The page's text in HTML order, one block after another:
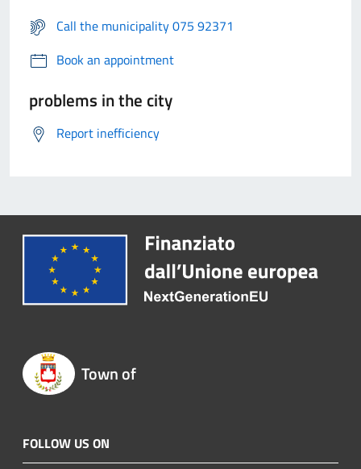
Call the municipality 075 92371
Book an appointment
problems in the city
Report inefficiency
Town of
FOLLOW US ON